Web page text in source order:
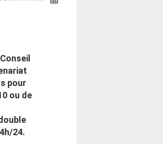
pour
ou de
24.